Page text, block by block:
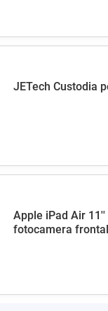
JETech Custodia
Apple iPad Air
fotocamera